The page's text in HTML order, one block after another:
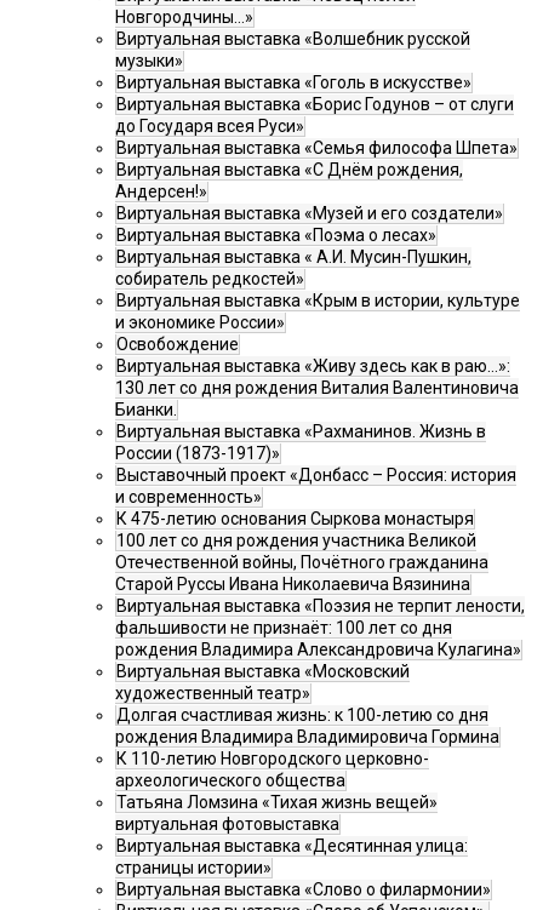
Новгородчины…»
Виртуальная выставка «Волшебник русской
музыки»
Виртуальная выставка «Гоголь в искусстве»
Виртуальная выставка «Борис Годунов – от слуги
до Государя всея Руси»
Виртуальная выставка «Семья философа Шпета»
Виртуальная выставка «С Днём рождения,
Андерсен!»
Виртуальная выставка «Музей и его создатели»
Виртуальная выставка «Поэма о лесах»
Виртуальная выставка « А.И. Мусин-Пушкин,
собиратель редкостей»
Виртуальная выставка «Крым в истории, культуре
и экономике России»
Освобождение
Виртуальная выставка «Живу здесь как в раю…»:
130 лет со дня рождения Виталия Валентиновича
Бианки.
Виртуальная выставка «Рахманинов. Жизнь в
России (1873-1917)»
Выставочный проект «Донбасс – Россия: история
и современность»
К 475-летию основания Сыркова монастыря
100 лет со дня рождения участника Великой
Отечественной войны, Почётного гражданина
Старой Руссы Ивана Николаевича Вязинина
Виртуальная выставка «Поэзия не терпит лености,
фальшивости не признаёт: 100 лет со дня
рождения Владимира Александровича Кулагина»
Виртуальная выставка «Московский
художественный театр»
Долгая счастливая жизнь: к 100-летию со дня
рождения Владимира Владимировича Гормина
К 110-летию Новгородского церковно-
археологического общества
Татьяна Ломзина «Тихая жизнь вещей»
виртуальная фотовыставка
Виртуальная выставка «Десятинная улица:
страницы истории»
Виртуальная выставка «Слово о филармонии»